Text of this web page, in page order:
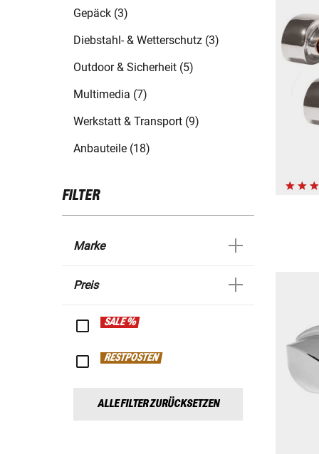
Gepäck (3)
Diebstahl- & Wetterschutz (3)
Outdoor & Sicherheit (5)
Multimedia (7)
Werkstatt & Transport (9)
Anbauteile (18)
FILTER
Marke
Preis
SALE %
RESTPOSTEN
ALLE FILTER ZURÜCKSETZEN